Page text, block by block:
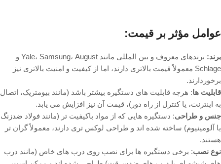
عوامل مؤثر بر قیمت:
برند:
برندهای معروف و بین المللی مانند Yale، Samsung، August و
Schlage معمولاً قیمت بالاتری دارند، اما از کیفیت و امنیت بالاتری نیز
برخوردارند.
قابلیت ها: هرچه قابلیت های دستگیره بیشتر باشد (مانند بیومتریک، اتصال
به اینترنت، یا کنترل از راه دور)، قیمت آن نیز افزایش می یابد.
جنس و طراحی: دستگیره هایی که از مواد باکیفیت تر (مانند فولاد ضدزنگ
یا آلومینیوم) ساخته شده اند و طراحی لوکس تری دارند، معمولاً گران تر
هستند.
نوع نصب: برخی دستگیره ها برای نصب روی درب های خاص (مانند درب